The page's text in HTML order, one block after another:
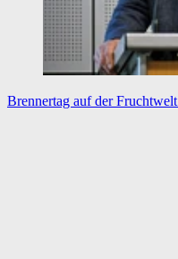
Brennertag auf der Fruchtwelt